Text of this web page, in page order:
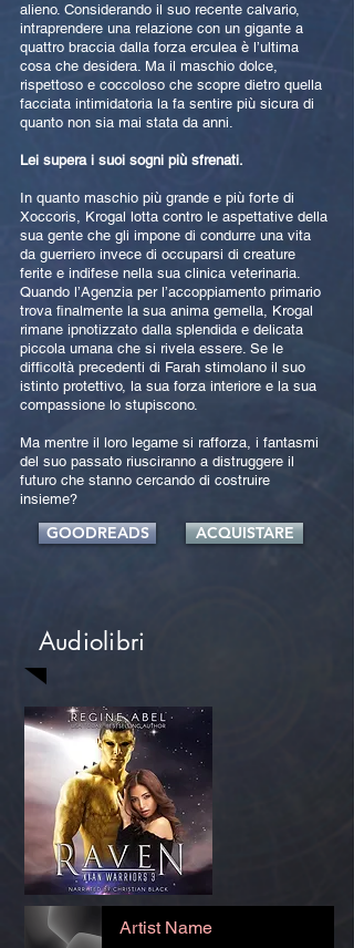
alieno. Considerando il suo recente calvario,
intraprendere una relazione con un gigante a
quattro braccia dalla forza erculea è l’ultima
cosa che desidera. Ma il maschio dolce,
rispettoso e coccoloso che scopre dietro quella
facciata intimidatoria la fa sentire più sicura di
quanto non sia mai stata da anni.
Lei supera i suoi sogni più sfrenati.
In quanto maschio più grande e più forte di
Xoccoris, Krogal lotta contro le aspettative della
sua gente che gli impone di condurre una vita
da guerriero invece di occuparsi di creature
ferite e indifese nella sua clinica veterinaria.
Quando l’Agenzia per l’accoppiamento primario
trova finalmente la sua anima gemella, Krogal
rimane ipnotizzato dalla splendida e delicata
piccola umana che si rivela essere. Se le
difficoltà precedenti di Farah stimolano il suo
istinto protettivo, la sua forza interiore e la sua
compassione lo stupiscono.
Ma mentre il loro legame si rafforza, i fantasmi
del suo passato riusciranno a distruggere il
futuro che stanno cercando di costruire
insieme?
GOODREADS ACQUISTARE
Audiolibri
Artist Name